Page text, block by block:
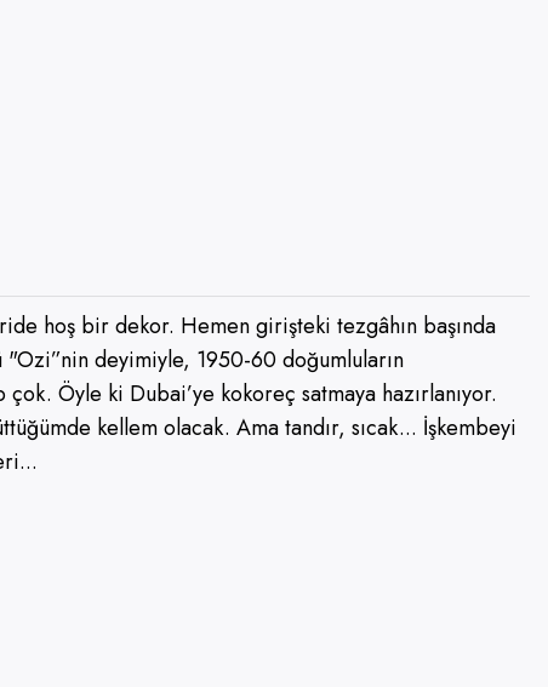
hoş bir dekor. Hemen girişteki tezgâhın başında
"Ozi”nin deyimiyle, 1950-60 doğumluların
Öyle ki Dubai’ye kokoreç satmaya hazırlanıyor.
kellem olacak. Ama tandır, sıcak... İşkembeyi